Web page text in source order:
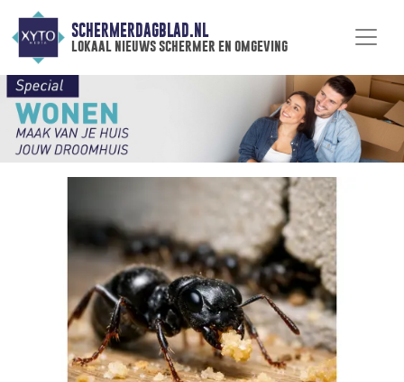
SCHERMERDAGBLAD.NL
lokaal nieuws schermer en omgeving